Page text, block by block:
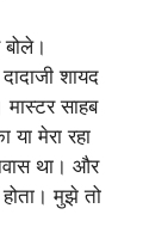
शायद
साहब
मेरा रहा
था। और
मुझे तो